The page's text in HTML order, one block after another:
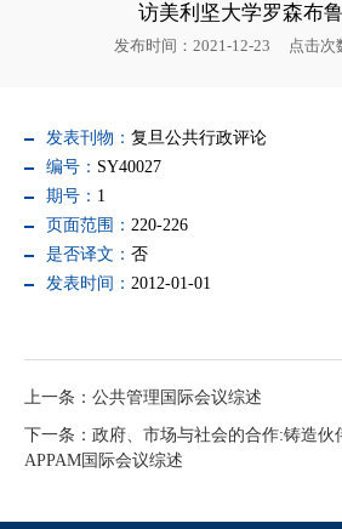
访美利坚大学罗森布
发布时间：2021-12-23 点击次
发表刊物： 复旦公共行政评论
编号： SY40027
期号： 1
页面范围： 220-226
是否译文： 否
发表时间： 2012-01-01
上一条：公共管理国际会议综述
下一条：政府、市场与社会的合作:铸造
APPAM国际会议综述